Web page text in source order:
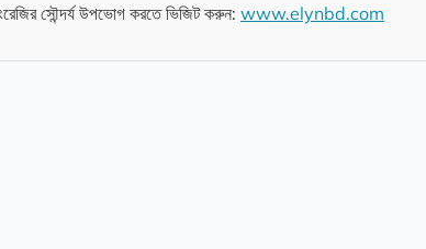
সৌন্দর্য উপভোগ করতে ভিজিট করুন: www.elynbd.com